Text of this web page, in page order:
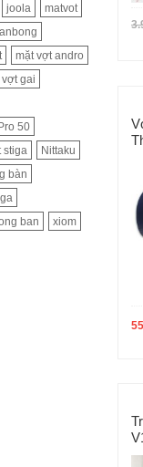
joola
matvot
mặt vợt andro
vợt gai
50
stiga
Nittaku
bàn
ban
xiom